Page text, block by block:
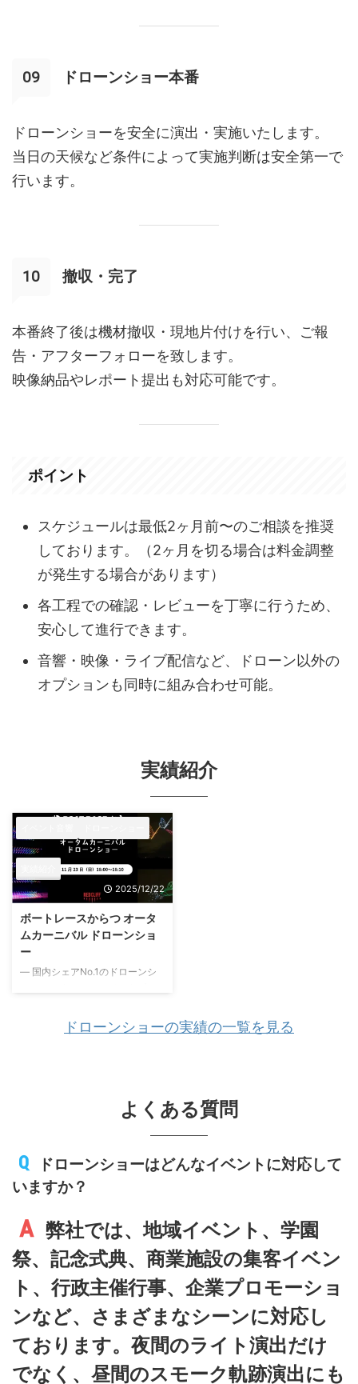
ドローンショー本番
ドローンショーを安全に演出・実施いたします。
当日の天候など条件によって実施判断は安全第一で
行います。
撤収・完了
本番終了後は機材撤収・現地片付けを行い、ご報
告・アフターフォローを致します。
映像納品やレポート提出も対応可能です。
ポイント
スケジュールは最低2ヶ月前〜のご相談を推奨
しております。（2ヶ月を切る場合は料金調整
が発生する場合があります）
各工程での確認・レビューを丁寧に行うため、
安心して進行できます。
音響・映像・ライブ配信など、ドローン以外の
オプションも同時に組み合わせ可能。
実績紹介
2025/12/22
ボートレースからつ オータ
ムカーニバル ドローンショ
ー
— 国内シェアNo.1のドローンシ
11月、佐賀県唐津市「ボートレー
スからつ」にて開催された「ボー
No.1の実績を誇る「株式会社レッ
ドクリフ」、会場全体の音響（屋
た。 唐津の夜空を舞台に、光と
音が完全にシンクロした壮大なエ
ンターテインメントが実現し、会
▷▷ ドロー ...
ドローンショーの実績の一覧を見る
よくある質問
ドローンショーはどんなイベントに対応して
いますか？
弊社では、地域イベント、学園
祭、記念式典、商業施設の集客イベン
ト、行政主催行事、企業プロモーショ
ンなど、さまざまなシーンに対応し
ております。夜間のライト演出だけ
でなく、昼間のスモーク軌跡演出にも